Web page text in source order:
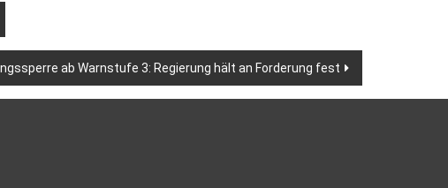
ab Warnstufe 3: Regierung hält an Forderung fest